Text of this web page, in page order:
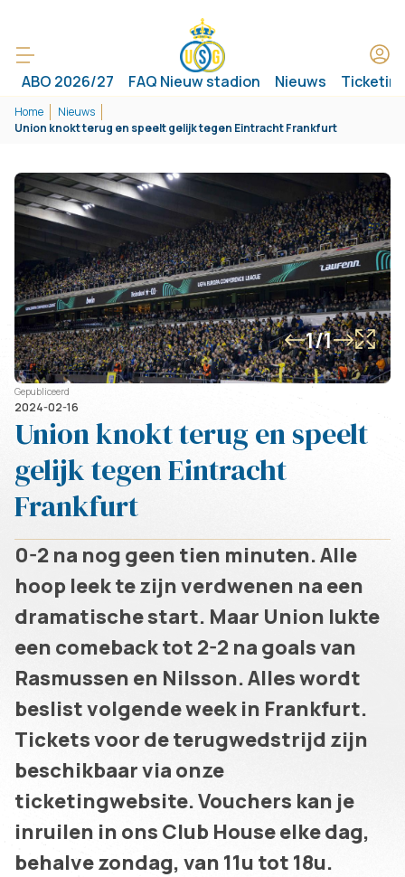
ABO 2026/27 FAQ Nieuw stadion Nieuws
Home
Nieuws
Union knokt terug en speelt gelijk tegen Eintracht Frankfurt
1/1
Gepubliceerd
2024-02-16
Union knokt terug en speelt
gelijk tegen Eintracht
Frankfurt
0-2 na nog geen tien minuten. Alle
hoop leek te zijn verdwenen na een
dramatische start. Maar Union lukte
een comeback tot 2-2 na goals van
Rasmussen en Nilsson. Alles wordt
beslist volgende week in Frankfurt.
Tickets voor de terugwedstrijd zijn
beschikbaar via onze
ticketingwebsite. Vouchers kan je
inruilen in ons Club House elke dag,
behalve zondag, van 11u tot 18u.